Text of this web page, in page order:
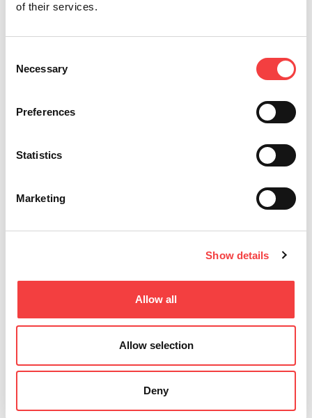
of their services.
Selection
Necessary
Preferences
Statistics
Marketing
Show details
Allow all
Allow selection
Deny
AGGIORNAMENTO DEL SOFTWARE LIGER:
Leggi tutto